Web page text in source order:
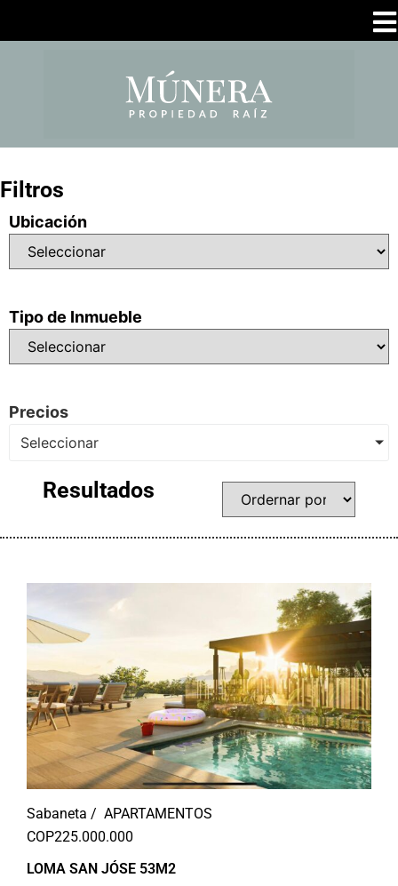
Filtros
Ubicación
Tipo de Inmueble
Precios
Seleccionar
Resultados
Sabaneta / APARTAMENTOS
COP225.000.000
LOMA SAN JÓSE 53M2